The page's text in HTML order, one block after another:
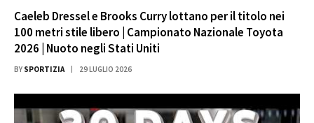
Caeleb Dressel e Brooks Curry lottano per il titolo nei
100 metri stile libero | Campionato Nazionale Toyota
2026 | Nuoto negli Stati Uniti
BY SPORTIZIA 29 LUGLIO 2026